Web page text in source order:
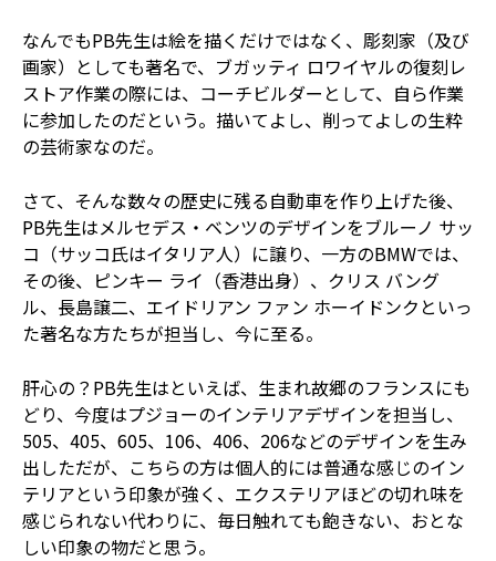
なんでもPB先生は絵を描くだけではなく、彫刻家（及び
画家）としても著名で、ブガッティ ロワイヤルの復刻レ
ストア作業の際には、コーチビルダーとして、自ら作業
に参加したのだという。描いてよし、削ってよしの生粋
の芸術家なのだ。
さて、そんな数々の歴史に残る自動車を作り上げた後、
PB先生はメルセデス・ベンツのデザインをブルーノ サッ
コ（サッコ氏はイタリア人）に譲り、一方のBMWでは、
その後、ピンキー ライ（香港出身）、クリス バング
ル、長島譲二、エイドリアン ファン ホーイドンクといっ
た著名な方たちが担当し、今に至る。
肝心の？PB先生はといえば、生まれ故郷のフランスにも
どり、今度はプジョーのインテリアデザインを担当し、
505、405、605、106、406、206などのデザインを生み
出しただが、こちらの方は個人的には普通な感じのイン
テリアという印象が強く、エクステリアほどの切れ味を
感じられない代わりに、毎日触れても飽きない、おとな
しい印象の物だと思う。